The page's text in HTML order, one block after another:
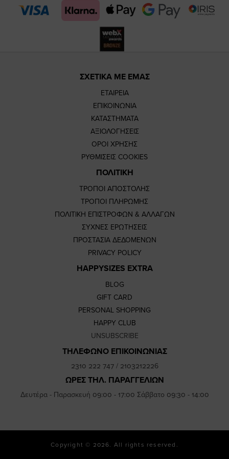
pagepage
ΣΧΕΤΙΚΑ ΜΕ ΕΜΑΣ
ΕΤΑΙΡΕΙΑ
ΕΠΙΚΟΙΝΩΝΙΑ
ΚΑΤΑΣΤΗΜΑΤΑ
ΑΞΙΟΛΟΓΗΣΕΙΣ
ΟΡΟΙ ΧΡΗΣΗΣ
ΡΥΘΜΙΣΕΙΣ COOKIES
ΠΟΛΙΤΙΚΗ
ΤΡΟΠΟΙ ΑΠΟΣΤΟΛΗΣ
ΤΡΟΠΟΙ ΠΛΗΡΩΜΗΣ
ΠΟΛΙΤΙΚΗ ΕΠΙΣΤΡΟΦΩΝ & ΑΛΛΑΓΩΝ
ΣΥΧΝΕΣ ΕΡΩΤΗΣΕΙΣ
ΠΡΟΣΤΑΣΙΑ ΔΕΔΟΜΕΝΩΝ
PRIVACY POLICY
HAPPYSIZES EXTRA
BLOG
GIFT CARD
PERSONAL SHOPPING
HAPPY CLUB
UNSUBSCRIBE
ΤΗΛΕΦΩΝΟ ΕΠΙΚΟΙΝΩΝΙΑΣ
2310 222 747/ 2103212226
ΩΡΕΣ ΤΗΛ. ΠΑΡΑΓΓΕΛΙΩΝ
Δευτέρα - Παρασκευή 09:00 - 17:00 Σάββατο 09:30 - 14:00
Copyright © 2026. All rights reserved.